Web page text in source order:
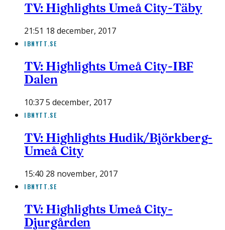
TV: Highlights Umeå City-Täby
21:51 18 december, 2017
IBNYTT.SE
TV: Highlights Umeå City-IBF
Dalen
10:37 5 december, 2017
IBNYTT.SE
TV: Highlights Hudik/Björkberg-
Umeå City
15:40 28 november, 2017
IBNYTT.SE
TV: Highlights Umeå City-
Djurgården